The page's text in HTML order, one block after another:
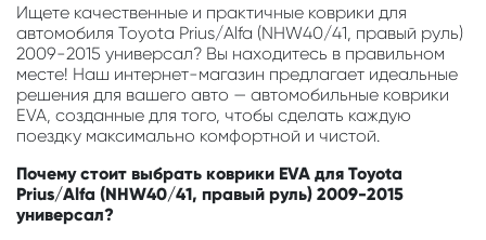
Ищете качественные и практичные коврики для
автомобиля Toyota Prius/Alfa (NHW40/41, правый руль)
2009-2015 универсал? Вы находитесь в правильном
месте! Наш интернет-магазин предлагает идеальные
решения для вашего авто — автомобильные коврики
EVA, созданные для того, чтобы сделать каждую
поездку максимально комфортной и чистой.
Почему стоит выбрать коврики EVA для Toyota
Prius/Alfa (NHW40/41, правый руль) 2009-2015
универсал?